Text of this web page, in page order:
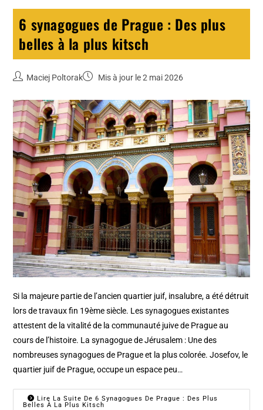
6 synagogues de Prague : Des plus
belles à la plus kitsch
Maciej Poltorak Mis à jour le 2 mai 2026
Si la majeure partie de l’ancien quartier juif, insalubre, a été détruit
lors de travaux fin 19ème siècle. Les synagogues existantes
attestent de la vitalité de la communauté juive de Prague au
cours de l’histoire. La synagogue de Jérusalem : Une des
nombreuses synagogues de Prague et la plus colorée. Josefov, le
quartier juif de Prague, occupe un espace peu…
Lire La Suite De 6 Synagogues De Prague : Des Plus
Belles À La Plus Kitsch